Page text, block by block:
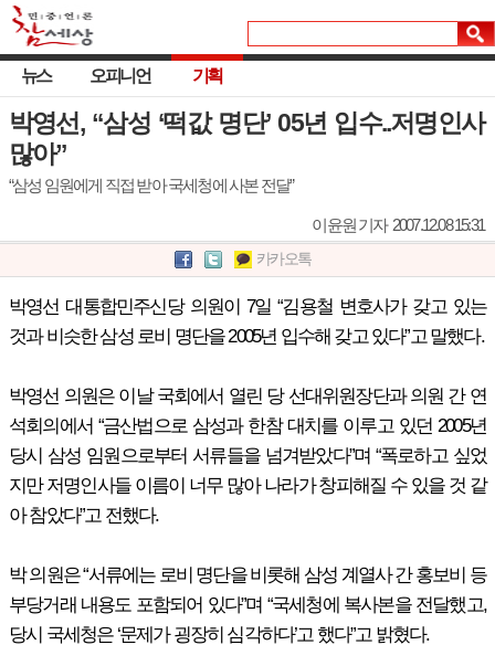
뉴스 오피니언 기획
박영선, “삼성 ‘떡값 명단’ 05년 입수..저명인사
많아”
“삼성 임원에게 직접 받아 국세청에 사본 전달”
이윤원 기자 2007.12.08 15:31
카카오톡
박영선 대통합민주신당 의원이 7일 “김용철 변호사가 갖고 있는
것과 비슷한 삼성 로비 명단을 2005년 입수해 갖고 있다”고 말했다.
박영선 의원은 이날 국회에서 열린 당 선대위원장단과 의원 간 연
석회의에서 “금산법으로 삼성과 한참 대치를 이루고 있던 2005년
당시 삼성 임원으로부터 서류들을 넘겨받았다”며 “폭로하고 싶었
지만 저명인사들 이름이 너무 많아 나라가 창피해질 수 있을 것 같
아 참았다”고 전했다.
박 의원은 “서류에는 로비 명단을 비롯해 삼성 계열사 간 홍보비 등
부당거래 내용도 포함되어 있다”며 “국세청에 복사본을 전달했고,
당시 국세청은 ‘문제가 굉장히 심각하다’고 했다”고 밝혔다.